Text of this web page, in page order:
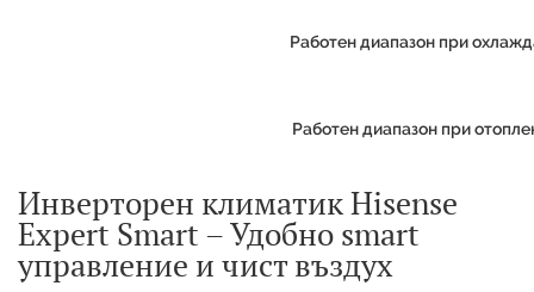
Работен диапазон при
Работен диапазон при
Инверторен климатик Hisense
Expert Smart – Удобно smart
управление и чист въздух